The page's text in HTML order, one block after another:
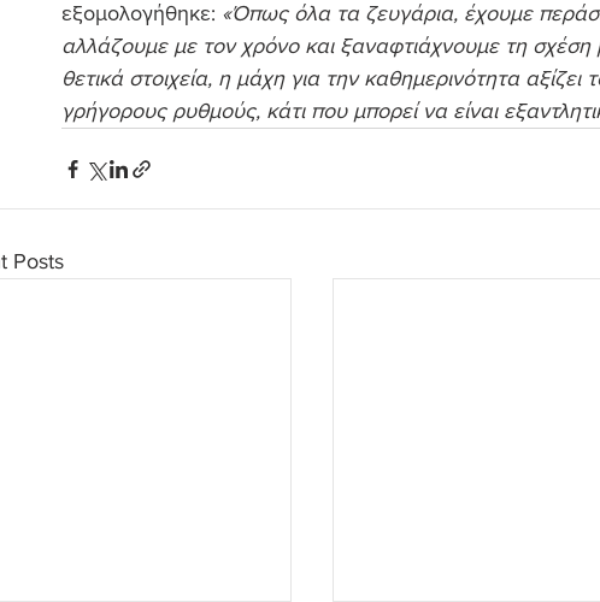
εξομολογήθηκε: «Όπως όλα τα ζευγάρια, έχουμε
αλλάζουμε με τον χρόνο και ξαναφτιάχνουμε τη
θετικά στοιχεία, η μάχη για την καθημερινότητα
γρήγορους ρυθμούς, κάτι που μπορεί να είναι
Posts